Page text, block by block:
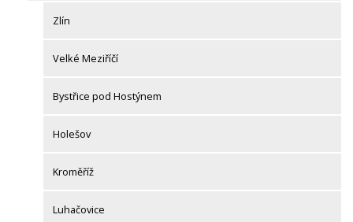
Zlín
Velké Meziříčí
Bystřice pod Hostýnem
Holešov
Kroměříž
Luhačovice